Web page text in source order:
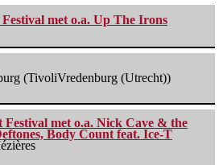
met o.a. Up The Irons
(TivoliVredenburg (Utrecht))
Festival met o.a. Nick Cave & the
Body Count feat. Ice-T